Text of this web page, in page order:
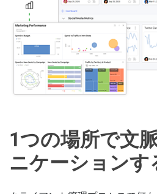
1つの場所で文
ニケーションす